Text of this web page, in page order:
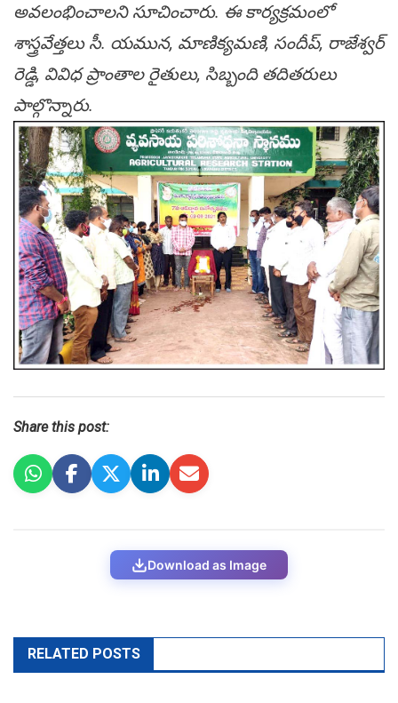
అవ‌లంభించాల‌ని సూచించారు. ఈ కార్య‌క్ర‌మంలో
శాస్త్రవేత్త‌లు సీ. య‌మున‌, మాణిక్య‌మ‌ణి, సందీప్, రాజేశ్వ‌ర్
రెడ్డి, వివిధ ప్రాంతాల రైతులు, సిబ్బంది త‌దిత‌రులు
పాల్గొన్నారు.
Share this post:
Download as Image
RELATED POSTS